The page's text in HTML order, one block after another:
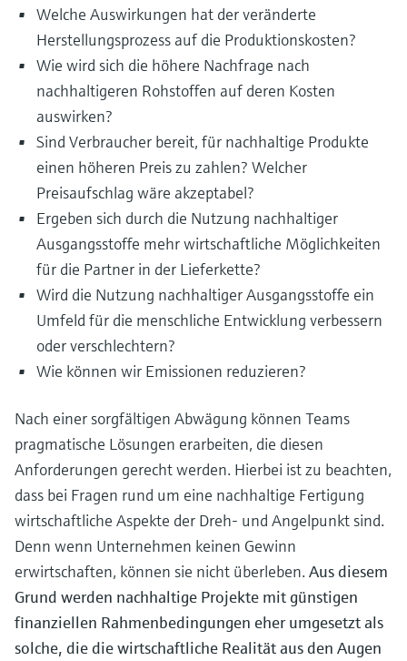
Welche Auswirkungen hat der veränderte
Herstellungsprozess auf die Produktionskosten?
Wie wird sich die höhere Nachfrage nach
nachhaltigeren Rohstoffen auf deren Kosten
auswirken?
Sind Verbraucher bereit, für nachhaltige Produkte
einen höheren Preis zu zahlen? Welcher
Preisaufschlag wäre akzeptabel?
Ergeben sich durch die Nutzung nachhaltiger
Ausgangsstoffe mehr wirtschaftliche Möglichkeiten
für die Partner in der Lieferkette?
Wird die Nutzung nachhaltiger Ausgangsstoffe ein
Umfeld für die menschliche Entwicklung verbessern
oder verschlechtern?
Wie können wir Emissionen reduzieren?
Nach einer sorgfältigen Abwägung können Teams
pragmatische Lösungen erarbeiten, die diesen
Anforderungen gerecht werden. Hierbei ist zu beachten,
dass bei Fragen rund um eine nachhaltige Fertigung
wirtschaftliche Aspekte der Dreh- und Angelpunkt sind.
Denn wenn Unternehmen keinen Gewinn
erwirtschaften, können sie nicht überleben. Aus diesem
Grund werden nachhaltige Projekte mit günstigen
finanziellen Rahmenbedingungen eher umgesetzt als
solche, die die wirtschaftliche Realität aus den Augen